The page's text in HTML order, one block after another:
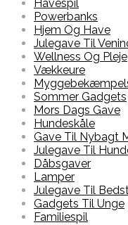
Havespil
Powerbanks
Hjem Og Have
Julegave Til
Wellness Og Pleje
Vækkeure
Sommer Gadgets
Mors Dags Gave
Hundeskåle
Gave Til Nybagt
Julegave Til
Dåbsgaver
Lamper
Julegave Til
Gadgets Til Unge
Familiespil